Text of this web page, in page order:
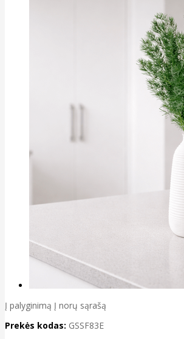
Į palyginimą Į norų sąrašą
Prekės kodas: GSSF83E